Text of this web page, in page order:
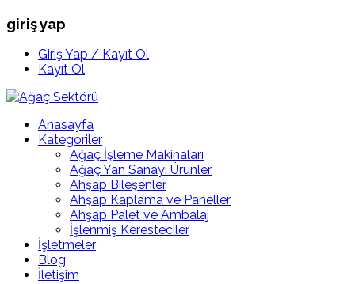
giriş yap
Giriş Yap / Kayıt Ol
Kayıt Ol
Anasayfa
Kategoriler
Ağaç İşleme Makinaları
Ağaç Yan Sanayi Ürünler
Ahşap Bileşenler
Ahşap Kaplama ve Paneller
Ahşap Palet ve Ambalaj
İşlenmiş Keresteciler
İşletmeler
Blog
İletişim